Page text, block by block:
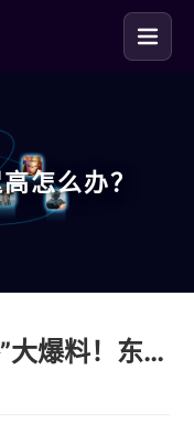
怎么办？
和平精英新春版本“丝路”大爆料！东南亚玩国服回国加速器推荐